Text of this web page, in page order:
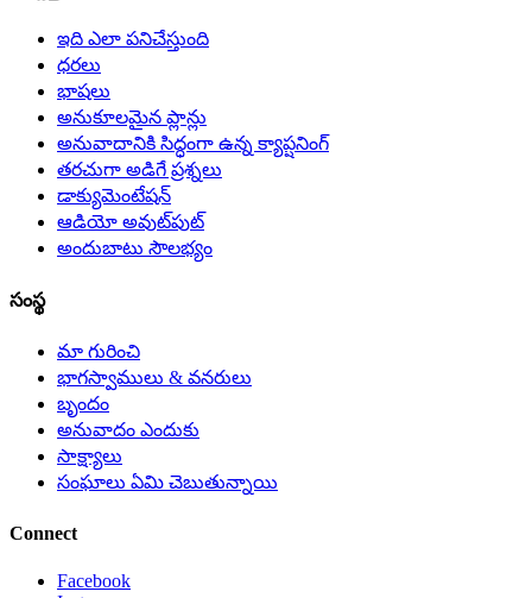
ఇది ఎలా పనిచేస్తుంది
ధరలు
భాషలు
అనుకూలమైన ప్లాన్లు
అనువాదానికి సిద్ధంగా ఉన్న క్యాప్షనింగ్
తరచుగా అడిగే ప్రశ్నలు
డాక్యుమెంటేషన్
ఆడియో అవుట్‌పుట్
అందుబాటు సౌలభ్యం
సంస్థ
మా గురించి
భాగస్వాములు & వనరులు
బృందం
అనువాదం ఎందుకు
సాక్ష్యాలు
సంఘాలు ఏమి చెబుతున్నాయి
Connect
Facebook